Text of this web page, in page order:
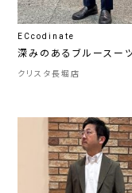
ECcodinate
深みのあるブルースー
クリスタ長堀店